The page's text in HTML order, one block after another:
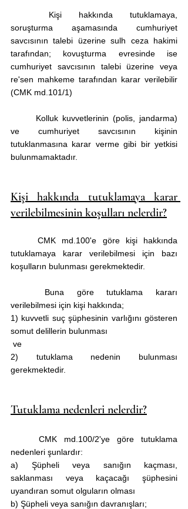
soruşturma aşamasında cumhuriyet
savcısının talebi üzerine sulh ceza hakimi
tarafından; kovuşturma evresinde ise
cumhuriyet savcısının talebi üzerine veya
re'sen mahkeme tarafından karar verilebilir
(CMK md.101/1)
ve cumhuriyet savcısının kişinin
tutuklanmasına karar verme gibi bir yetkisi
bulunmamaktadır.
Kişi hakkında tutuklamaya karar
verilebilmesinin koşulları nelerdir?
	CMK md.100'e göre kişi hakkında
tutuklamaya karar verilebilmesi için bazı
koşulların bulunması gerekmektedir.
verilebilmesi için kişi hakkında;
1) kuvvetli suç şüphesinin varlığını gösteren
somut delillerin bulunması
ve
2) tutuklama nedenin bulunması
gerekmektedir.
Tutuklama nedenleri nelerdir?
nedenleri şunlardır:
a) Şüpheli veya sanığın kaçması,
saklanması veya kaçacağı şüphesini
uyandıran somut olguların olması
b) Şüpheli veya sanığın davranışları;